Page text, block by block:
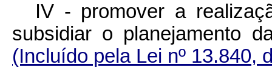
IV - promover a
subsidiar o
(Incluído pela Lei nº 13.840,